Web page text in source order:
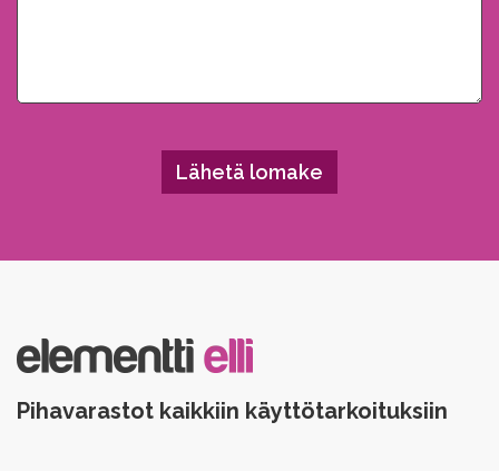
Pihavarastot kaikkiin käyttötarkoituksiin